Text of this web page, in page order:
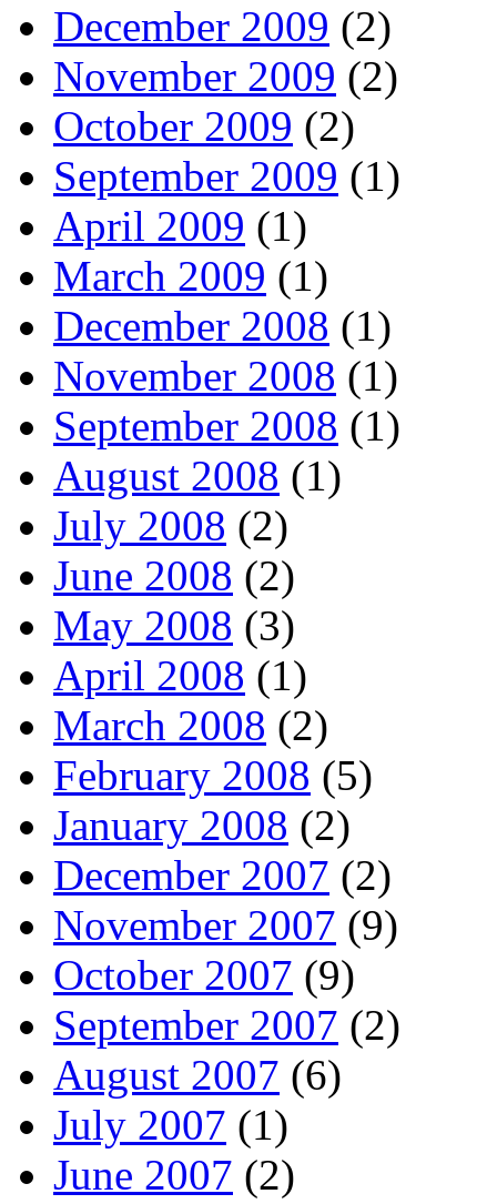
December 2009 (2)
November 2009 (2)
October 2009 (2)
September 2009 (1)
April 2009 (1)
March 2009 (1)
December 2008 (1)
November 2008 (1)
September 2008 (1)
August 2008 (1)
July 2008 (2)
June 2008 (2)
May 2008 (3)
April 2008 (1)
March 2008 (2)
February 2008 (5)
January 2008 (2)
December 2007 (2)
November 2007 (9)
October 2007 (9)
September 2007 (2)
August 2007 (6)
July 2007 (1)
June 2007 (2)